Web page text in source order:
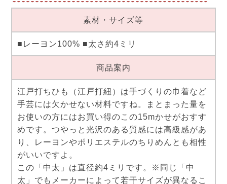
素材・サイズ等
■レーヨン100% ■太さ約4ミリ
商品案内
江戸打ちひも（江戸打紐）は手づくりの巾着など
手芸には欠かせない材料ですね。まとまった量を
お使いの方にはお買い得のこの15mかせがおすす
めです。つやっと光沢のある質感には高級感があ
り、レーヨンやポリエステルのちりめんとも相性
がいいですよ。
この「中太」は直径約4ミリです。※同じ「中
太」でもメーカーによって若干サイズが異なるこ